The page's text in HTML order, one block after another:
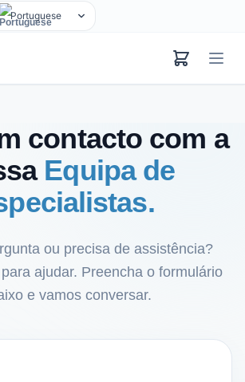
Portuguese
Arabic
Russian
Indonesian
German
contacto com a
Equipa de
ou precisa de assistência?
ajudar. Preencha o formulário
e vamos conversar.